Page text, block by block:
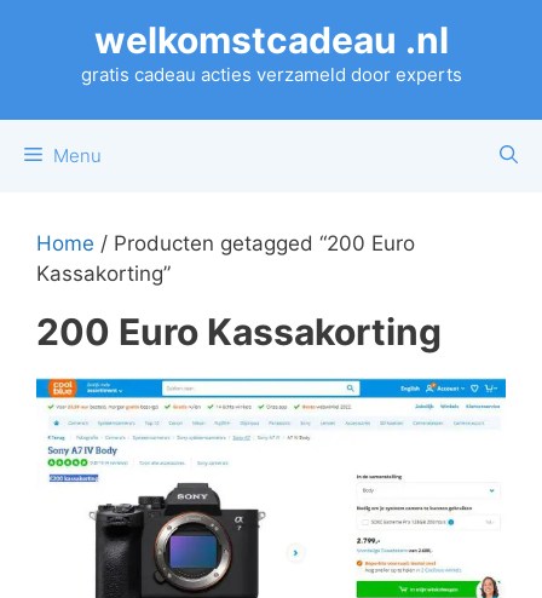
welkomstcadeau .nl
gratis cadeau acties verzameld door experts
Menu
Home / Producten getagged “200 Euro
Kassakorting”
200 Euro Kassakorting